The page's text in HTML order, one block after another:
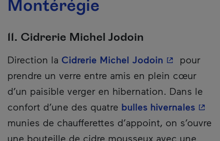
Montérégie
11. Cidrerie Michel Jodoin
Direction la Cidrerie Michel Jodoin - Cetpour
prendre un verre entre amis en plein cœur
d’un paisible verger en hibernation. Dans le
confort d’une des quatre bulles hivernales- Cet
munies de chaufferettes d’appoint, on s’ouvre
une bouteille de cidre mousseux avec une